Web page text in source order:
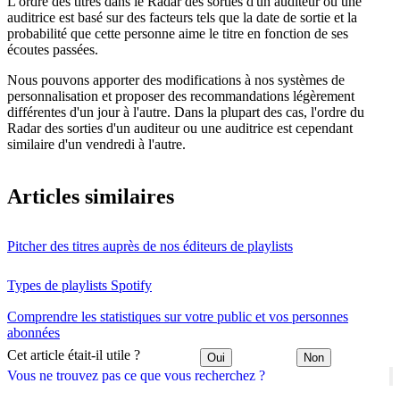
Vous ne trouvez pas ce que vous recherchez ?
auditrice est basé sur des facteurs tels que la date de sortie et la
probabilité que cette personne aime le titre en fonction de ses
écoutes passées.
Nous pouvons apporter des modifications à nos systèmes de
personnalisation et proposer des recommandations légèrement
différentes d'un jour à l'autre. Dans la plupart des cas, l'ordre du
Radar des sorties d'un auditeur ou une auditrice est cependant
similaire d'un vendredi à l'autre.
Articles similaires
Pitcher des titres auprès de nos éditeurs de playlists
Types de playlists Spotify
Comprendre les statistiques sur votre public et vos personnes
abonnées
Cet article était-il utile ?
Oui Non